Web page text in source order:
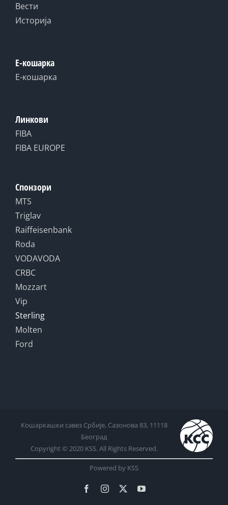
Вести
Историја
Е-кошарка
Е-кошарка
Линкови
FIBA
FIBA EUROPE
Спонзори
MTS
Triglav
Raiffeisenbank
Roda
VODAVODA
CRBC
Mozzart
Vip
Sterling
Molten
Ford
Кошаркашки савез Србије, Сазонова 83, 11118
Београд
Copyright © 2020 KSS. All Rights Reserved.
Powered by KSS
FacebookInstagram YouTube